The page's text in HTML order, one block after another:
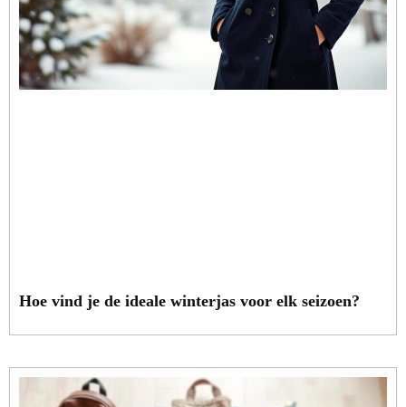
Hoe vind je de ideale winterjas voor elk seizoen?